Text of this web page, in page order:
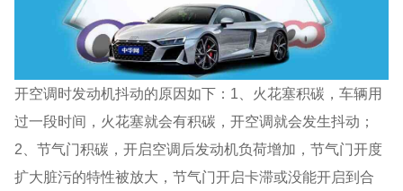
开空调时发动机抖动的原因如下：1、火花塞积碳，车辆用
过一段时间，火花塞就会有积碳，开空调就会发生抖动；
2、节气门积碳，开启空调后发动机负荷增加，节气门开度
扩大脏污的特性被放大，节气门开启卡滞或没能开启到合